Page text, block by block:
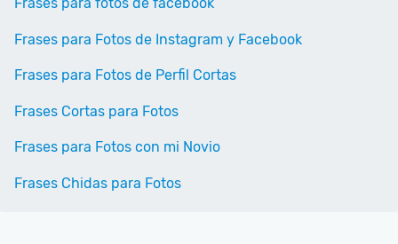
Frases para Fotos de Instagram y Facebook
Frases para Fotos de Perfil Cortas
Frases Cortas para Fotos
Frases para Fotos con mi Novio
Frases Chidas para Fotos